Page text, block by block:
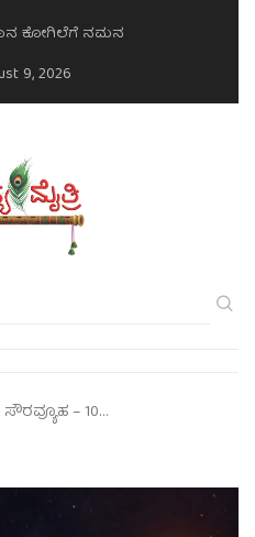
ಮನಸಿನ ಸವಿಭಾವ
9, 2026
ಸೌರವ್ಯೂಹ – 10…